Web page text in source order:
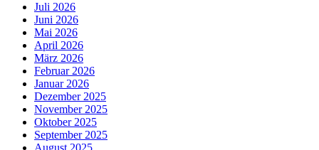
Juli 2026
Juni 2026
Mai 2026
April 2026
März 2026
Februar 2026
Januar 2026
Dezember 2025
November 2025
Oktober 2025
September 2025